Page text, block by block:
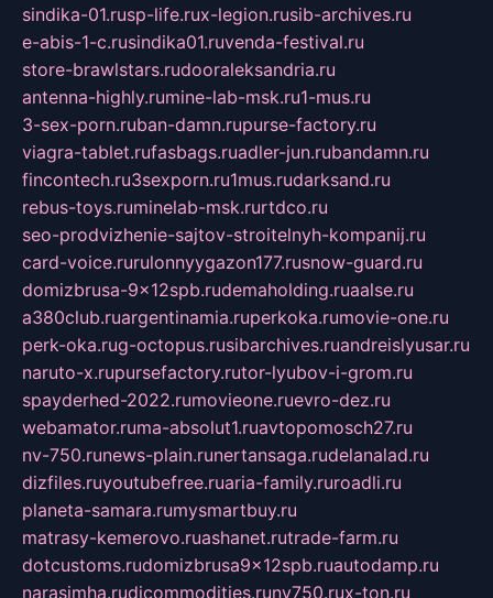
sindika-01.rusp-life.rux-legion.rusib-archives.ru
e-abis-1-c.rusindika01.ruvenda-festival.ru
store-brawlstars.rudooraleksandria.ru
antenna-highly.rumine-lab-msk.ru1-mus.ru
3-sex-porn.ruban-damn.rupurse-factory.ru
viagra-tablet.rufasbags.ruadler-jun.rubandamn.ru
fincontech.ru3sexporn.ru1mus.rudarksand.ru
rebus-toys.ruminelab-msk.rurtdco.ru
seo-prodvizhenie-sajtov-stroitelnyh-kompanij.ru
card-voice.rurulonnyygazon177.rusnow-guard.ru
domizbrusa-9x12spb.rudemaholding.ruaalse.ru
a380club.ruargentinamia.ruperkoka.rumovie-one.ru
perk-oka.rug-octopus.rusibarchives.ruandreislyusar.ru
naruto-x.rupursefactory.rutor-lyubov-i-grom.ru
spayderhed-2022.rumovieone.ruevro-dez.ru
webamator.ruma-absolut1.ruavtopomosch27.ru
nv-750.runews-plain.runertansaga.rudelanalad.ru
dizfiles.ruyoutubefree.ruaria-family.ruroadli.ru
planeta-samara.rumysmartbuy.ru
matrasy-kemerovo.ruashanet.rutrade-farm.ru
dotcustoms.rudomizbrusa9x12spb.ruautodamp.ru
narasimha.rudjcommodities.runv750.rux-ton.ru